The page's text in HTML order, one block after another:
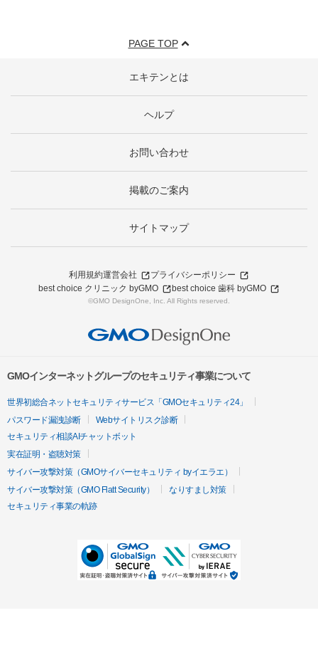
PAGE TOP
エキテンとは
ヘルプ
お問い合わせ
掲載のご案内
サイトマップ
利用規約運営会社
プライバシーポリシー
best choice クリニック byGMO
best choice 歯科 byGMO
©GMO DesignOne, Inc. All Rights reserved.
GMOインターネットグループのセキュリティ事業について
世界初総合ネットセキュリティサービス「GMOセキュリティ24」
パスワード漏洩診断
Webサイトリスク診断
セキュリティ相談AIチャットボット
実在証明・盗聴対策
サイバー攻撃対策（GMOサイバーセキュリティ byイエラエ）
サイバー攻撃対策（GMO Flatt Security）
なりすまし対策
セキュリティ事業の軌跡